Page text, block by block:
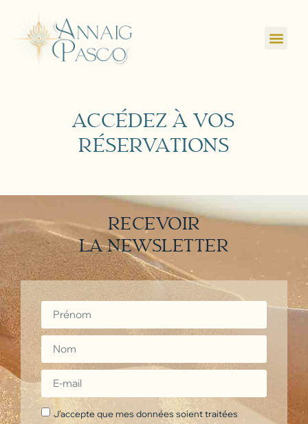
ACCÉDEZ À VOS
RÉSERVATIONS
RECEVOIR
LA NEWSLETTER
J'accepte que mes données soient traitées